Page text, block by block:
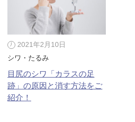
2021年2月10日
シワ・たるみ
目尻のシワ「カラスの足
跡」の原因と消す方法をご
紹介！